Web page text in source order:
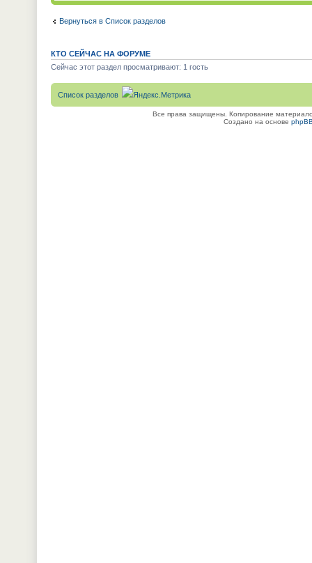
Вернуться в Список разделов
КТО СЕЙЧАС НА ФОРУМЕ
Сейчас этот раздел просматривают: 1 гость
Список разделов
Все права защищены. Копирование
Создано на основе